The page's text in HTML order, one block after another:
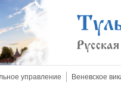
управление Веневское